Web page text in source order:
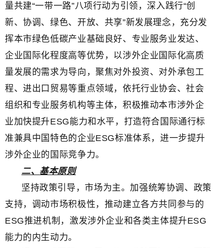
量共建“一带一路”八项行动为引领，深入践行“创
新、协调、绿色、开放、共享”新发展理念，充分发
挥本市绿色低碳产业基础良好、专业服务业发达、
企业国际化程度高等优势，以涉外企业国际化高质
量发展的需求为导向，聚焦对外投资、对外承包工
程、进出口贸易等重点领域，依托行业协会、社会
组织和专业服务机构等主体，积极推动本市涉外企
业加快提升ESG能力和水平，打造符合国际通行标
准兼具中国特色的企业ESG标准体系，进一步提升
涉外企业的国际竞争力。
二、基本原则
坚持政策引导，市场为主。加强统筹协调、政策
支持，调动市场积极性，推动建立各方共同参与的
ESG推进机制，激发涉外企业和各类主体提升ESG
能力的内生动力。